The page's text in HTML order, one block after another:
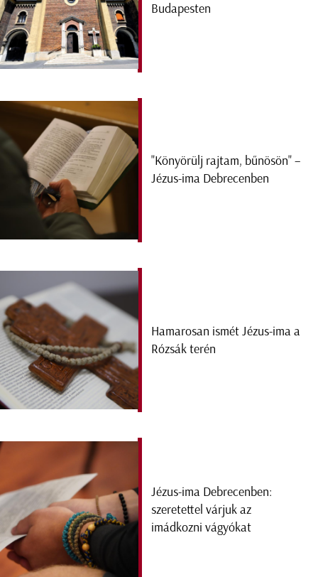
Budapesten
"Könyörülj rajtam, bűnösön" –
Jézus-ima Debrecenben
Hamarosan ismét Jézus-ima a
Rózsák terén
Jézus-ima Debrecenben:
szeretettel várjuk az
imádkozni vágyókat